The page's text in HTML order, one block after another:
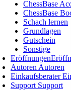
ChessBase
ChessBase
Schach lernen
Grundlagen
Gutschein
Sonstige
Eröffnungen
Autoren Autoren
Einkaufsberater
Support Support